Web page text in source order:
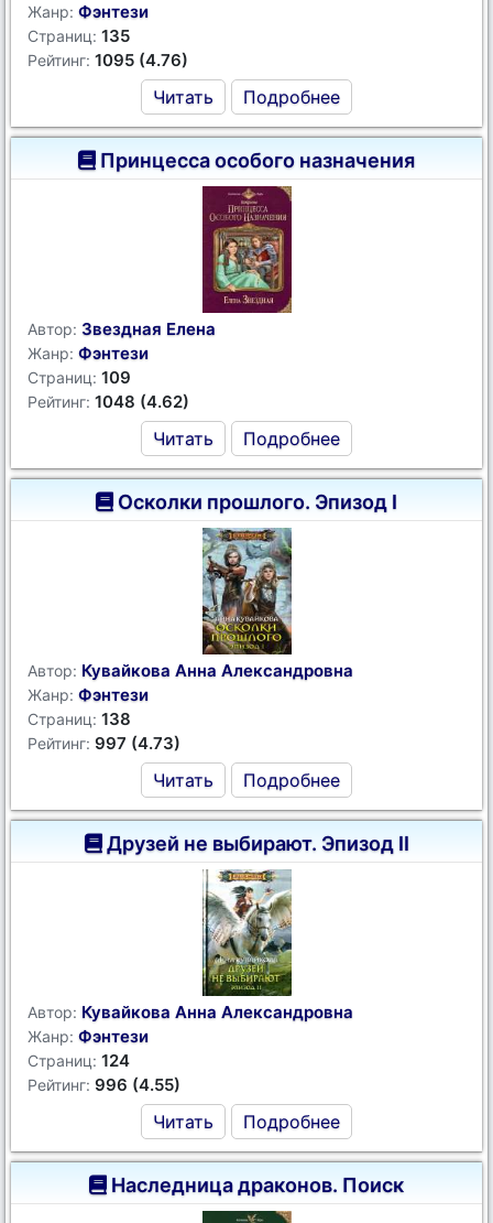
Жанр: Фэнтези
Страниц: 135
Рейтинг: 1095 (4.76)
Читать Подробнее
Принцесса особого назначения
Автор: Звездная Елена
Жанр: Фэнтези
Страниц: 109
Рейтинг: 1048 (4.62)
Читать Подробнее
Осколки прошлого. Эпизод I
Автор: Кувайкова Анна Александровна
Жанр: Фэнтези
Страниц: 138
Рейтинг: 997 (4.73)
Читать Подробнее
Друзей не выбирают. Эпизод II
Автор: Кувайкова Анна Александровна
Жанр: Фэнтези
Страниц: 124
Рейтинг: 996 (4.55)
Читать Подробнее
Наследница драконов. Поиск